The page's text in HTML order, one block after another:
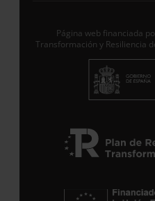
Página web financiada
Transformación y Resiliencia